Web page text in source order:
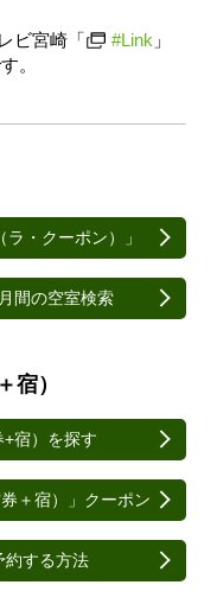
ビ宮崎「 #Link 」
。
・クーポン）」
間の空室検索
宿）
宿）を探す
＋宿）」クーポン
約する方法